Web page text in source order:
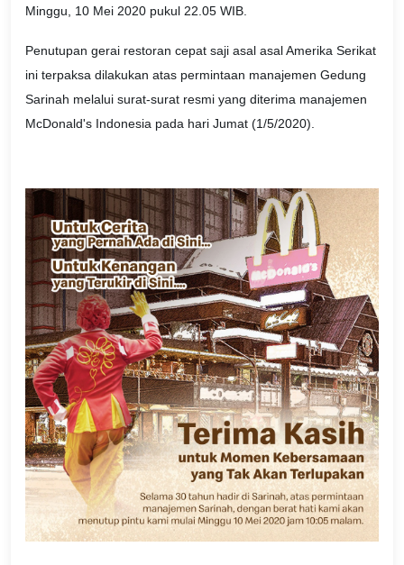
Minggu, 10 Mei 2020 pukul 22.05 WIB.
Penutupan gerai restoran cepat saji asal asal Amerika Serikat
ini terpaksa dilakukan atas permintaan manajemen Gedung
Sarinah melalui surat-surat resmi yang diterima manajemen
McDonald's Indonesia pada hari Jumat (1/5/2020).